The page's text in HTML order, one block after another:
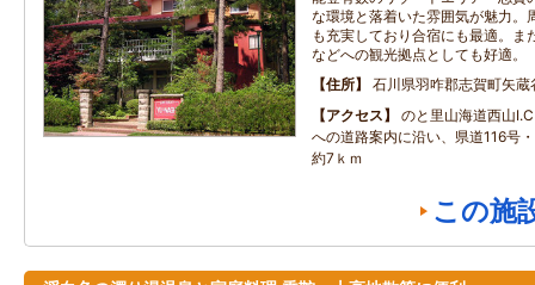
な環境と落着いた雰囲気が魅力。
も充実しており合宿にも最適。ま
などへの観光拠点としても好適。
住所
石川県羽咋郡志賀町矢蔵
アクセス
のと里山海道西山
への道路案内に沿い、県道116号
約7ｋｍ
この施